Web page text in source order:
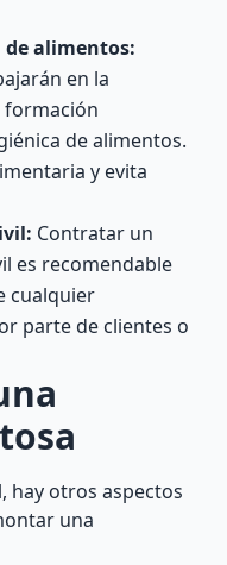
alimentos:
en la
formación
de alimentos.
y evita
Contratar un
es recomendable
cualquier
parte de clientes o
hay otros aspectos
una